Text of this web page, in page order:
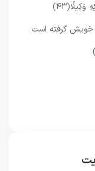
وَكِيلًا﴿۴۳﴾
خويش گرفته است